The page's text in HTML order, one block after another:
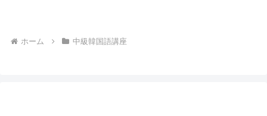
ホーム 中級韓国語講座